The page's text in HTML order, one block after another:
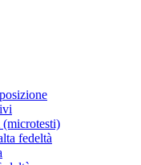
(microtesti)
fedeltà